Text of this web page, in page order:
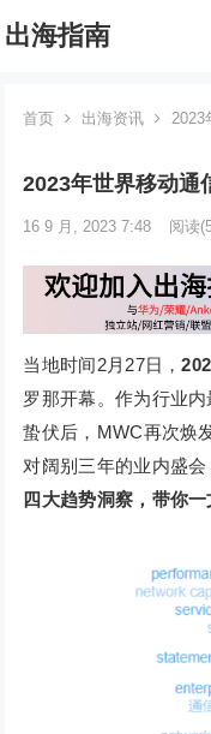
出海指南
首页 出海资讯 2023
2023年世界移动通
16 9 月, 2023 7:48 阅读
当地时间2月27日，
罗那开幕。作为行业
蛰伏后，MWC再次焕
对阔别三年的业内盛会
四大趋势洞察，带你一